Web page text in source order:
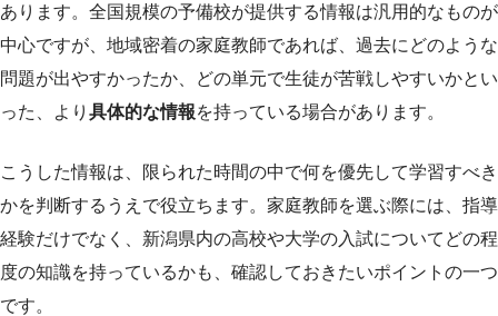
あります。全国規模の予備校が提供する情報は汎用的なものが
中心ですが、地域密着の家庭教師であれば、過去にどのような
問題が出やすかったか、どの単元で生徒が苦戦しやすいかとい
った、より 具体的な情報を持っている場合があります。
こうした情報は、限られた時間の中で何を優先して学習すべき
かを判断するうえで役立ちます。家庭教師を選ぶ際には、指導
経験だけでなく、新潟県内の高校や大学の入試についてどの程
度の知識を持っているかも、確認しておきたいポイントの一つ
です。